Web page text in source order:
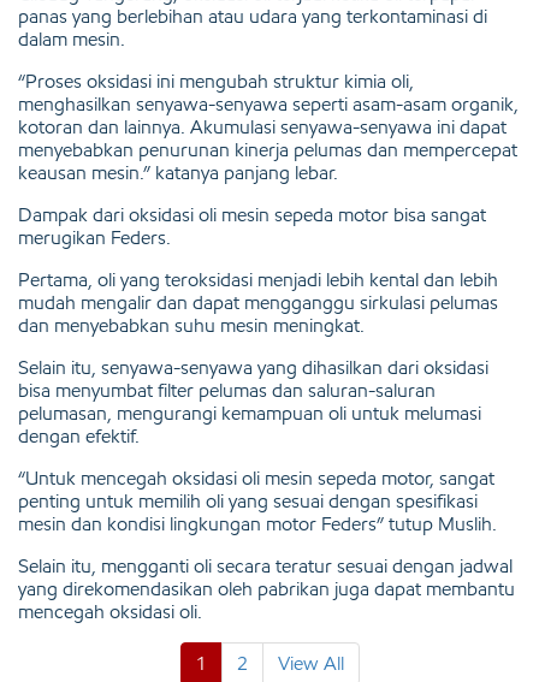
panas yang berlebihan atau udara yang terkontaminasi di
dalam mesin.
“Proses oksidasi ini mengubah struktur kimia oli,
menghasilkan senyawa-senyawa seperti asam-asam organik,
kotoran dan lainnya. Akumulasi senyawa-senyawa ini dapat
menyebabkan penurunan kinerja pelumas dan mempercepat
keausan mesin.” katanya panjang lebar.
Dampak dari oksidasi oli mesin sepeda motor bisa sangat
merugikan Feders.
Pertama, oli yang teroksidasi menjadi lebih kental dan lebih
mudah mengalir dan dapat mengganggu sirkulasi pelumas
dan menyebabkan suhu mesin meningkat.
Selain itu, senyawa-senyawa yang dihasilkan dari oksidasi
bisa menyumbat filter pelumas dan saluran-saluran
pelumasan, mengurangi kemampuan oli untuk melumasi
dengan efektif.
“Untuk mencegah oksidasi oli mesin sepeda motor, sangat
penting untuk memilih oli yang sesuai dengan spesifikasi
mesin dan kondisi lingkungan motor Feders” tutup Muslih.
Selain itu, mengganti oli secara teratur sesuai dengan jadwal
yang direkomendasikan oleh pabrikan juga dapat membantu
mencegah oksidasi oli.
1 2 View All